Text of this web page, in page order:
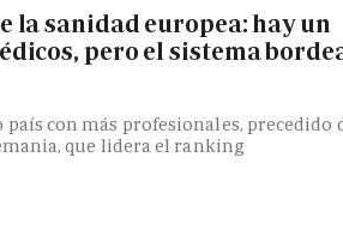
la sanidad europea: hay un
pero el sistema
país con más profesionales, precedido
que lidera el ranking